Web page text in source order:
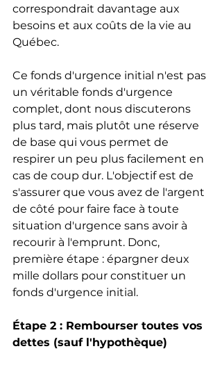
correspondrait davantage aux
besoins et aux coûts de la vie au
Québec.
Ce fonds d'urgence initial n'est pas
un véritable fonds d'urgence
complet, dont nous discuterons
plus tard, mais plutôt une réserve
de base qui vous permet de
respirer un peu plus facilement en
cas de coup dur. L'objectif est de
s'assurer que vous avez de l'argent
de côté pour faire face à toute
situation d'urgence sans avoir à
recourir à l'emprunt. Donc,
première étape : épargner deux
mille dollars pour constituer un
fonds d'urgence initial.
Étape 2 : Rembourser toutes vos
dettes (sauf l'hypothèque)